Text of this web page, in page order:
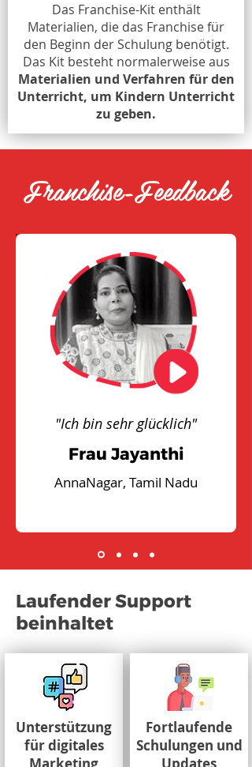
Das Franchise-Kit enthält
Materialien, die das Franchise für
den Beginn der Schulung benötigt.
Das Kit besteht normalerweise aus
Materialien und Verfahren für den
Unterricht, um Kindern Unterricht
zu geben.
Franchise-Feedback
"Ich bin sehr glücklich"
Frau Jayanthi
AnnaNagar, Tamil Nadu
Laufender Support
beinhaltet
Unterstützung
für digitales
Fortlaufende
Schulungen und